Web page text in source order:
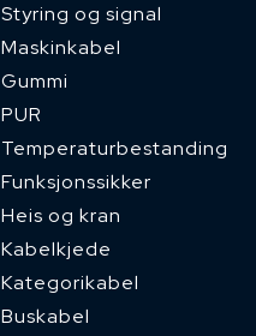
Styring og signal
Maskinkabel
Gummi
PUR
Temperaturbestanding
Funksjonssikker
Heis og kran
Kabelkjede
Kategorikabel
Buskabel